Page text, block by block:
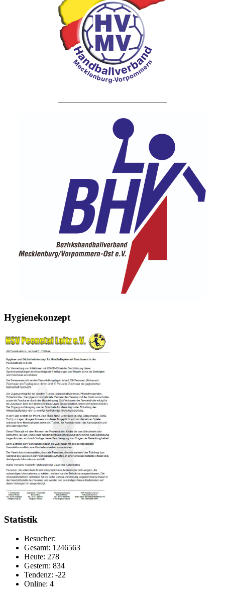
Hygienekonzept
Statistik
Besucher:
Gesamt: 1246563
Heute: 278
Gestern: 834
Tendenz: -22
Online: 4